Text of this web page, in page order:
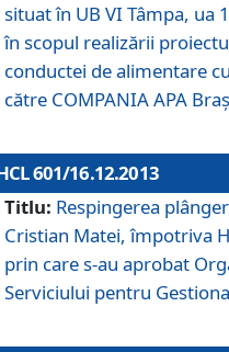
situat în UB VI Tâmpa, ua
în scopul realizării
conductei de alimentare
către COMPANIA APA
601/16.12.2013
Titlu: Respingerea
Cristian Matei, împotriva
prin care s-au aprobat
Serviciului pentru